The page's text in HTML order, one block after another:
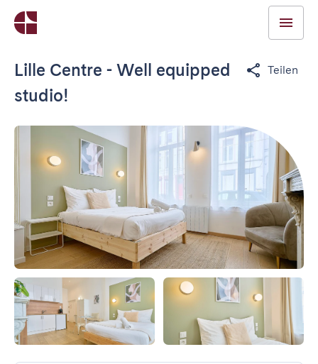
Lille Centre - Well equipped
studio!
Teilen